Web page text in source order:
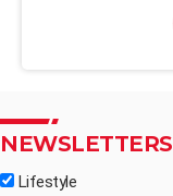
NEWSLETTERS
Lifestyle